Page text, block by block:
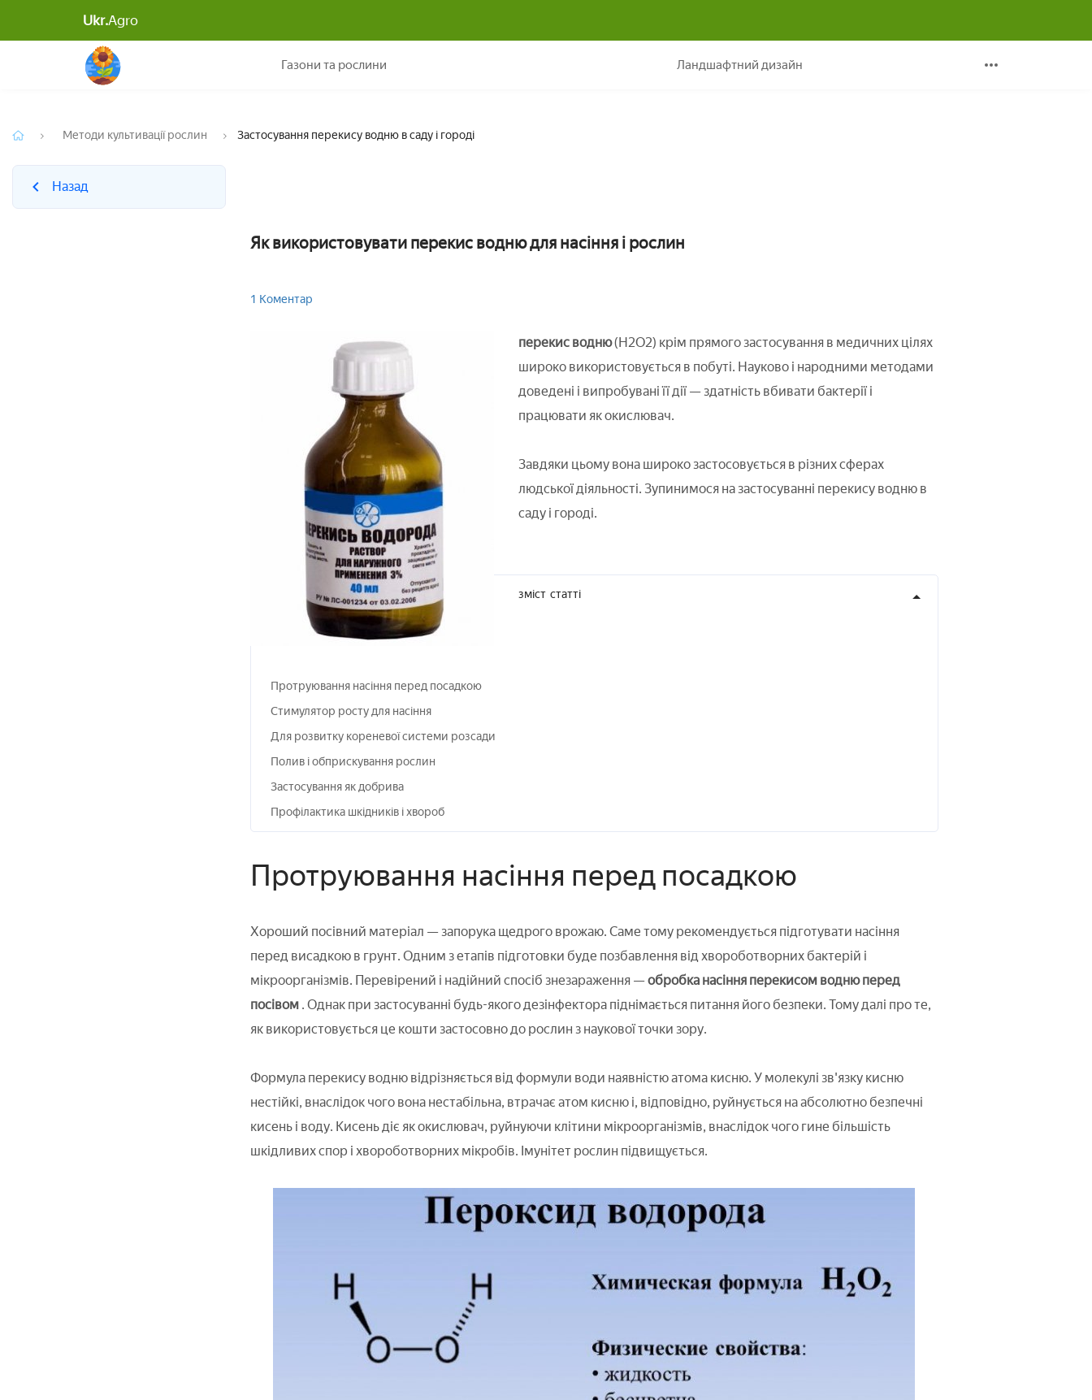
Ukr.Agro
Газони та рослини Ландшафтний дизайн
Назад
Методи культивації рослин Застосування перекису водню в саду і городі
Назад
Як використовувати перекис водню для насіння і рослин
1 Коментар
перекис водню(H2O2) крім прямого застосування в медичних цілях
широко використовується в побуті. Науково і народними методами
доведені і випробувані її дії — здатність вбивати бактерії і
працювати як окислювач.
Завдяки цьому вона широко застосовується в різних сферах
людської діяльності. Зупинимося на застосуванні перекису водню в
саду і городі.
зміст статті
Протруювання насіння перед посадкою
Стимулятор росту для насіння
Для розвитку кореневої системи розсади
Полив і обприскування рослин
Застосування як добрива
Профілактика шкідників і хвороб
Протруювання насіння перед посадкою
Хороший посівний матеріал — запорука щедрого врожаю. Саме тому рекомендується підготувати насіння
перед висадкою в грунт. Одним з етапів підготовки буде позбавлення від хвороботворних бактерій і
мікроорганізмів. Перевірений і надійний спосіб знезараження —обробка насіння перекисом водню перед
посівом . Однак при застосуванні будь-якого дезінфектора піднімається питання його безпеки. Тому далі про те,
як використовується це кошти застосовно до рослин з наукової точки зору.
Формула перекису водню відрізняється від формули води наявністю атома кисню. У молекулі зв'язку кисню
нестійкі, внаслідок чого вона нестабільна, втрачає атом кисню і, відповідно, руйнується на абсолютно безпечні
кисень і воду. Кисень діє як окислювач, руйнуючи клітини мікроорганізмів, внаслідок чого гине більшість
шкідливих спор і хвороботворних мікробів. Імунітет рослин підвищується.